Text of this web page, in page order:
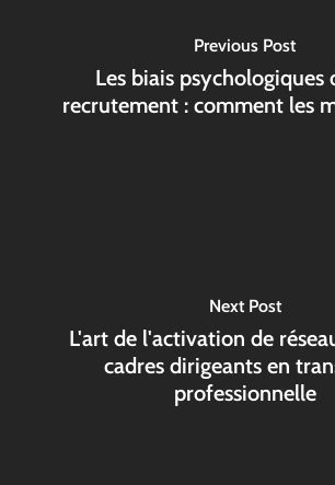
Previous Post
Les biais psychologiques
recrutement : comment les
Next Post
L'art de l'activation de
cadres dirigeants en
professionnelle